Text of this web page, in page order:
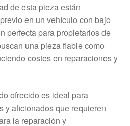
de esta pieza están
en un vehículo con bajo
perfecta para propietarios de
una pieza fiable como
costes en reparaciones y
ofrecido es ideal para
y aficionados que requieren
la reparación y